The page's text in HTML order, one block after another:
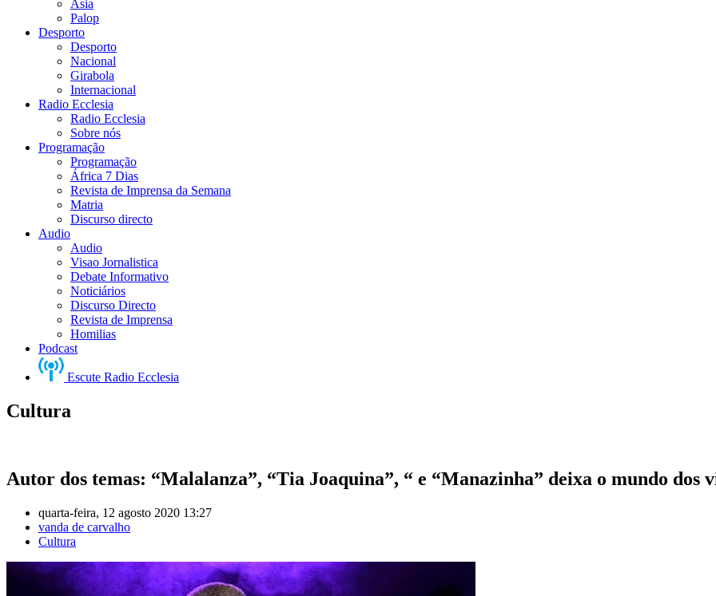
Asia
Palop
Desporto
Desporto
Nacional
Girabola
Internacional
Radio Ecclesia
Radio Ecclesia
Sobre nós
Programação
Programação
África 7 Dias
Revista de Imprensa da Semana
Matria
Discurso directo
Audio
Audio
Visao Jornalistica
Debate Informativo
Noticiários
Discurso Directo
Revista de Imprensa
Homilias
Podcast
Escute Radio Ecclesia
Cultura
Autor dos temas: “Malalanza”, “Tia Joaquina”, “ e “Manazinha” deixa o mundo dos
quarta-feira, 12 agosto 2020 13:27
vanda de carvalho
Cultura